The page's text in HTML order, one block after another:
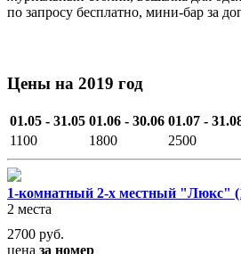
по запросу бесплатно, мини-бар за
Цены на 2019 год
01.05 - 31.05 01.06 - 30.06 01.07 -
1100
1800 2500
1-комнатный 2-х местный "Люкс"
2 места
2700 руб.
цена за номер